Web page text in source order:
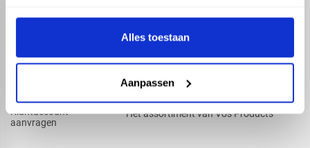
Alles toestaan
Aanpassen
Beregening
Dak en gevel
Klantaccount
aanvragen
PRODUCTCATALOGUS 2026
Het assortiment van Vos Products